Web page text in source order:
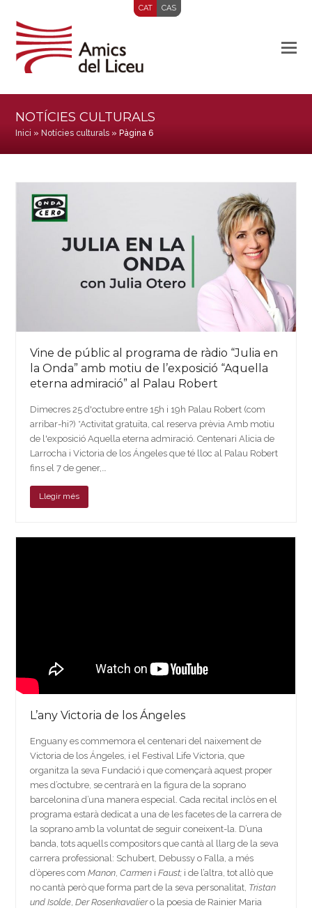
CAT CAS
NOTÍCIES CULTURALS
Inici » Notícies culturals » Pàgina 6
Vine de públic al programa de ràdio “Julia en
la Onda” amb motiu de l’exposició “Aquella
eterna admiració” al Palau Robert
Dimecres 25 d'octubre entre 15h i 19h Palau Robert (com
arribar-hi?) *Activitat gratuïta, cal reserva prèvia Amb motiu
de l'exposició Aquella eterna admiració. Centenari Alicia de
Larrocha i Victoria de los Ángeles que té lloc al Palau Robert
fins el 7 de gener,…
Llegir més
L’any Victoria de los Ángeles
Enguany es commemora el centenari del naixement de
Victoria de los Ángeles, i el Festival Life Victoria, que
organitza la seva Fundació i que començarà aquest proper
mes d’octubre, se centrarà en la figura de la soprano
barcelonina d’una manera especial. Cada recital inclòs en el
programa estarà dedicat a una de les facetes de la carrera de
la soprano amb la voluntat de seguir coneixent-la. D’una
banda, tots aquells compositors que cantà al llarg de la seva
carrera professional: Schubert, Debussy o Falla, a més
d’òperes comManon ,Carmen iFaust; i de l’altra, tot allò que
no cantà però que forma part de la seva personalitat, Tristan
und Isolde ,Der Rosenkavaliero la poesia de Rainier Maria